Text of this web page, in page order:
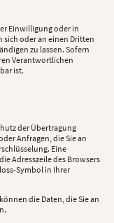
Einwilligung oder in
sich oder an einen Dritten
zu lassen. Sofern
Verantwortlichen
ist.
der Übertragung
Anfragen, die Sie an
Eine
Adresszeile des Browsers
Symbol in Ihrer
die Daten, die Sie an